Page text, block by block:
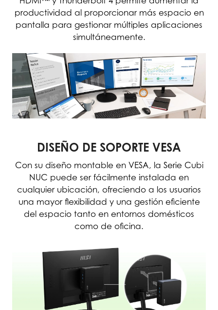
productividad al proporcionar más espacio en
pantalla para gestionar múltiples aplicaciones
simultáneamente.
DISEÑO DE SOPORTE VESA
Con su diseño montable en VESA, la Serie Cubi
NUC puede ser fácilmente instalada en
cualquier ubicación, ofreciendo a los usuarios
una mayor flexibilidad y una gestión eficiente
del espacio tanto en entornos domésticos
como de oficina.